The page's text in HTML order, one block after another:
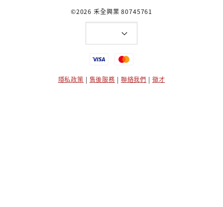
©2026 禾全興業 80745761
隱私政策 | 售後服務 | 聯絡我們 | 徵才